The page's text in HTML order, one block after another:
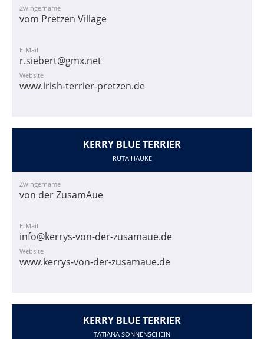
Zwingername
vom Pretzen Village
E-Mail
r.siebert@gmx.net
Website
www.irish-terrier-pretzen.de
KERRY BLUE TERRIER
RUTA HAUKE
Zwingername
von der ZusamAue
E-Mail
info@kerrys-von-der-zusamaue.de
Website
www.kerrys-von-der-zusamaue.de
KERRY BLUE TERRIER
TATIANA SONNENSCHEIN